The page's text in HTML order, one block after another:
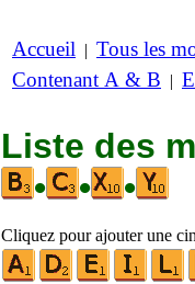
Accueil | Tous les
Contenant A & B |
Liste des
•
• •
Cliquez pour ajouter une